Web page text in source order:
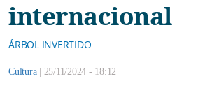
internacional
ÁRBOL INVERTIDO
Cultura | 25/11/2024 - 18:12